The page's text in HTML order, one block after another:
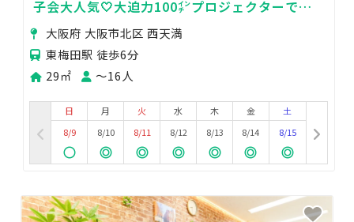
子会大人気🤍大迫力100㌅プロジェクターで鑑
賞会🎬💫安心の高評価レビュー🌟推し活/お誕生
日特典🎁
大阪府 大阪市北区 西天満
東梅田駅 徒歩6分
29㎡
〜16人
日
8/9
月
8/10
火
8/11
水
8/12
木
8/13
金
8/14
土
8/15